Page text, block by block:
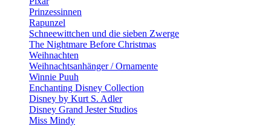
Prinzessinnen
Rapunzel
Schneewittchen und die sieben Zwerge
The Nightmare Before Christmas
Weihnachten
Weihnachtsanhänger / Ornamente
Winnie Puuh
Enchanting Disney Collection
Disney by Kurt S. Adler
Disney Grand Jester Studios
Miss Mindy